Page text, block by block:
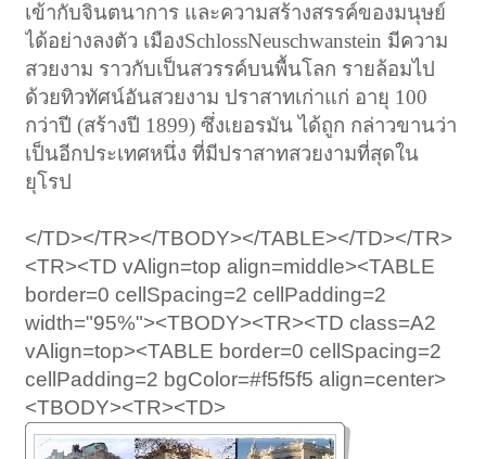
เข้ากับจินตนาการ และความสร้างสรรค์ของมนุษย์
ได้อย่างลงตัว เมืองSchlossNeuschwanstein มีความ
สวยงาม ราวกับเป็นสวรรค์บนพื้นโลก รายล้อมไป
ด้วยทิวทัศน์อันสวยงาม ปราสาทเก่าแก่ อายุ 100
กว่าปี (สร้างปี 1899) ซึ่งเยอรมัน ได้ถูก กล่าวขานว่า
เป็นอีกประเทศหนึ่ง ที่มีปราสาทสวยงามที่สุดใน
ยุโรป
</TD></TR></TBODY></TABLE></TD></TR>
<TR><TD vAlign=top align=middle><TABLE
border=0 cellSpacing=2 cellPadding=2
width="95%"><TBODY><TR><TD class=A2
vAlign=top><TABLE border=0 cellSpacing=2
cellPadding=2 bgColor=#f5f5f5 align=center>
<TBODY><TR><TD>